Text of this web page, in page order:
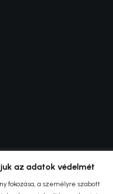
az adatok védelmét
fokozása, a személyre szabott